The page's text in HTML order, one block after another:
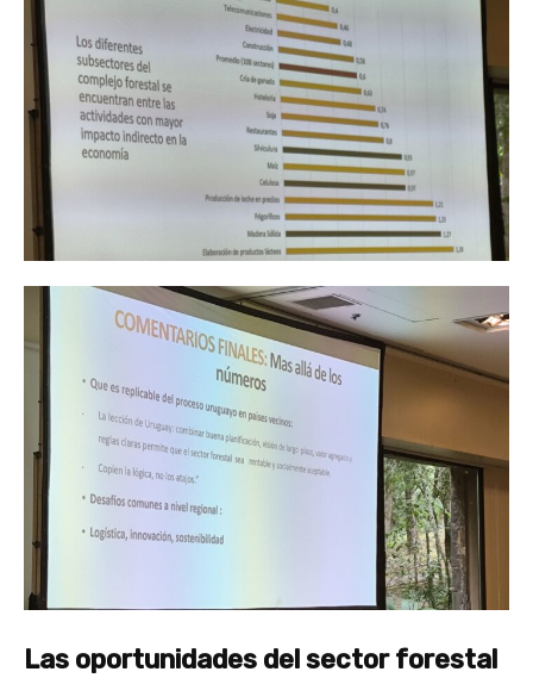
Las oportunidades del sector forestal